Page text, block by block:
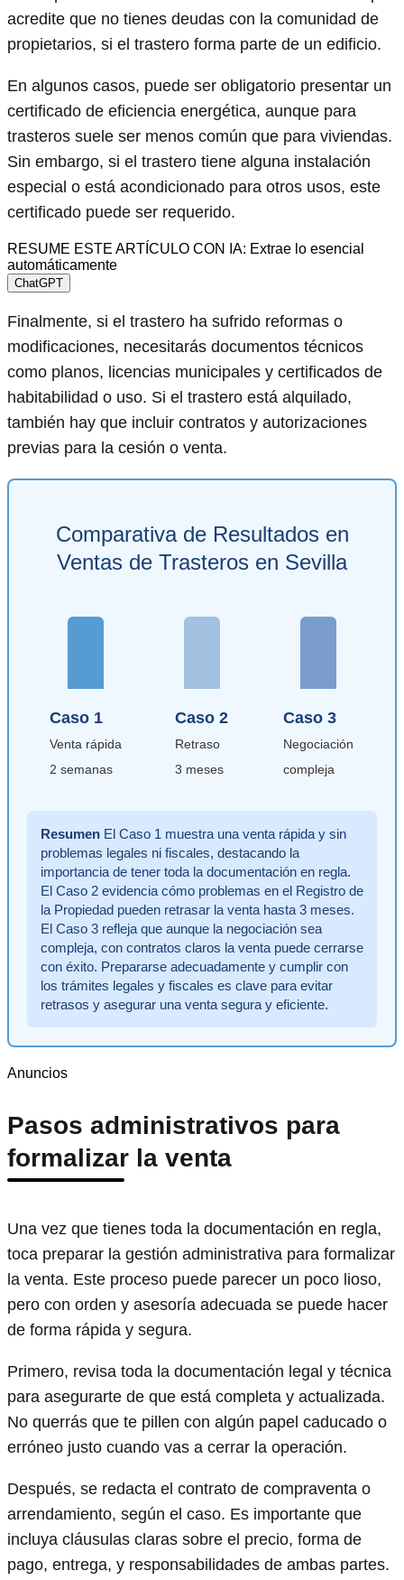
acredite que no tienes deudas con la comunidad de
propietarios, si el trastero forma parte de un edificio.
En algunos casos, puede ser obligatorio presentar un
certificado de eficiencia energética, aunque para
trasteros suele ser menos común que para viviendas.
Sin embargo, si el trastero tiene alguna instalación
especial o está acondicionado para otros usos, este
certificado puede ser requerido.
RESUME ESTE ARTÍCULO CON IA: Extrae lo esencial
automáticamente
ChatGPT
Finalmente, si el trastero ha sufrido reformas o
modificaciones, necesitarás documentos técnicos
como planos, licencias municipales y certificados de
habitabilidad o uso. Si el trastero está alquilado,
también hay que incluir contratos y autorizaciones
previas para la cesión o venta.
Comparativa de Resultados en
Ventas de Trasteros en Sevilla
Caso 1
Venta rápida
2 semanas
Caso 2
Retraso
3 meses
Caso 3
Negociación
compleja
Resumen El Caso 1 muestra una venta rápida y sin
problemas legales ni fiscales, destacando la
importancia de tener toda la documentación en regla.
El Caso 2 evidencia cómo problemas en el Registro de
la Propiedad pueden retrasar la venta hasta 3 meses.
El Caso 3 refleja que aunque la negociación sea
compleja, con contratos claros la venta puede cerrarse
con éxito. Prepararse adecuadamente y cumplir con
los trámites legales y fiscales es clave para evitar
retrasos y asegurar una venta segura y eficiente.
Anuncios
Pasos administrativos para
formalizar la venta
Una vez que tienes toda la documentación en regla,
toca preparar la gestión administrativa para formalizar
la venta. Este proceso puede parecer un poco lioso,
pero con orden y asesoría adecuada se puede hacer
de forma rápida y segura.
Primero, revisa toda la documentación legal y técnica
para asegurarte de que está completa y actualizada.
No querrás que te pillen con algún papel caducado o
erróneo justo cuando vas a cerrar la operación.
Después, se redacta el contrato de compraventa o
arrendamiento, según el caso. Es importante que
incluya cláusulas claras sobre el precio, forma de
pago, entrega, y responsabilidades de ambas partes.